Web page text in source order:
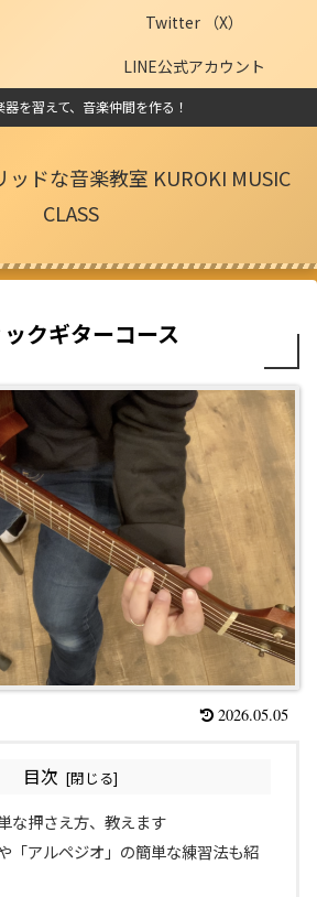
を習えて、音楽仲間を作る！
ドな音楽教室 KUROKI MUSIC
CLASS
Twitter （X）
LINE公式アカウント
クギターコース
2026.05.05
目次
な押さえ方、教えます
「アルペジオ」の簡単な練習法も紹